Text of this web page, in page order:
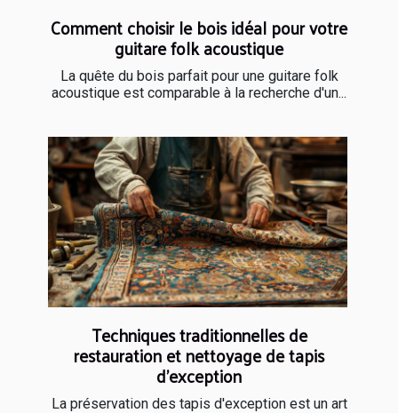
Comment choisir le bois idéal pour votre
guitare folk acoustique
La quête du bois parfait pour une guitare folk
acoustique est comparable à la recherche d'un...
Techniques traditionnelles de
restauration et nettoyage de tapis
d'exception
La préservation des tapis d'exception est un art